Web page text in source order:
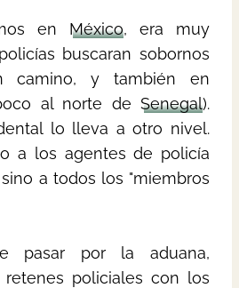
en México, era muy
buscaran sobornos
camino, y también en
al norte de Senegal).
lo lleva a otro nivel.
a los agentes de policía
a todos los "miembros
pasar por la aduana,
policiales con los